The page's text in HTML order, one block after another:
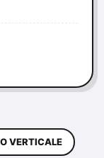
VERTICALE